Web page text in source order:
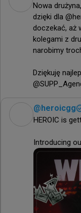
Nowa
dzięki dla
doczekać, aż
kolegami z
narobimy
Dziękuję
@heroicgg
HEROIC is
Introducing